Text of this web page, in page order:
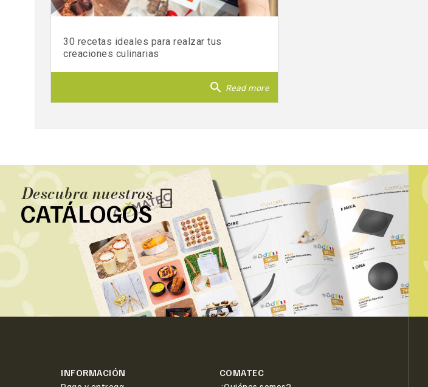
30 recetas ideales para realzar tus
creaciones culinarias
search Read more
Descubra nuestros
CATÁLOGOS
INFORMACIÓN
COMATEC